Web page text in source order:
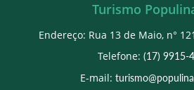
Turismo
Endereço: Rua 13 de Maio, n°
Telefone: (17) 9915-
E-mail: